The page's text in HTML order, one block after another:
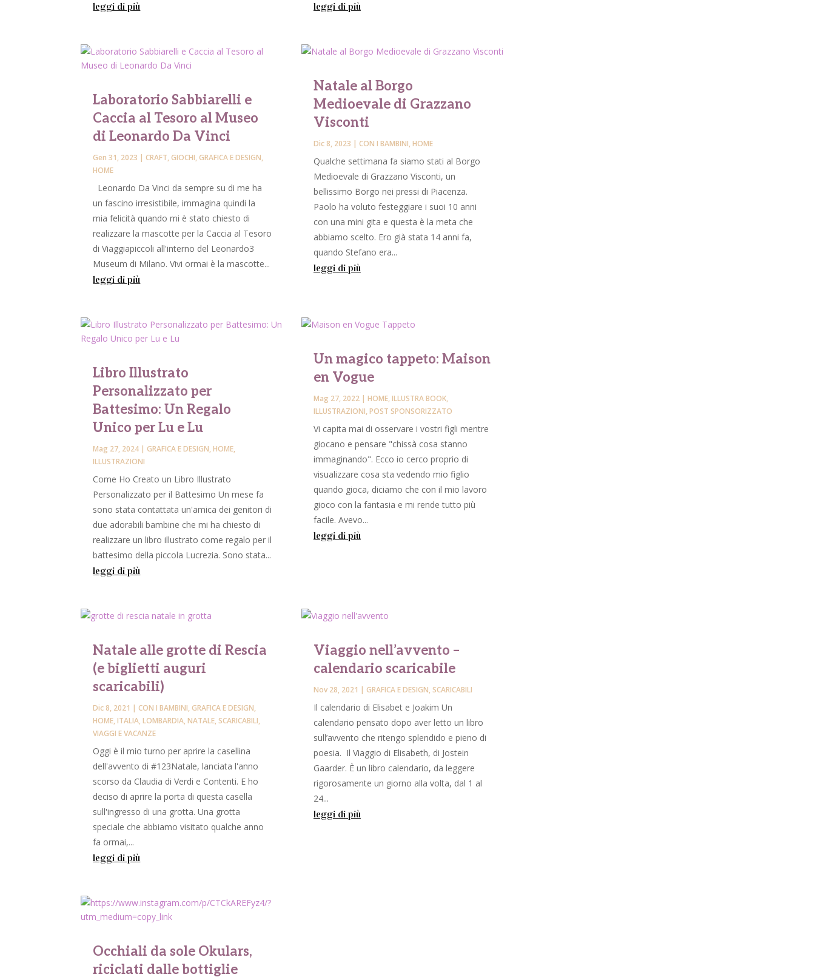
leggi di più
leggi di più
Laboratorio Sabbiarelli e
Caccia al Tesoro al Museo
di Leonardo Da Vinci
Gen 31, 2023 |CRAFT,GIOCHI,GRAFICA E DESIGN,
HOME
Leonardo Da Vinci da sempre su di me ha
un fascino irresistibile, immagina quindi la
mia felicità quando mi è stato chiesto di
realizzare la mascotte per la Caccia al Tesoro
di Viaggiapiccoli all'interno del Leonardo3
Museum di Milano. Vivi ormai è la mascotte...
leggi di più
Natale al Borgo
Medioevale di Grazzano
Visconti
Dic 8, 2023 | CON I BAMBINI,HOME
Qualche settimana fa siamo stati al Borgo
Medioevale di Grazzano Visconti, un
bellissimo Borgo nei pressi di Piacenza.
Paolo ha voluto festeggiare i suoi 10 anni
con una mini gita e questa è la meta che
abbiamo scelto. Ero già stata 14 anni fa,
quando Stefano era...
leggi di più
Libro Illustrato
Personalizzato per
Battesimo: Un Regalo
Unico per Lu e Lu
Mag 27, 2024 |GRAFICA E DESIGN,HOME,
ILLUSTRAZIONI
Come Ho Creato un Libro Illustrato
Personalizzato per il Battesimo Un mese fa
sono stata contattata un'amica dei genitori di
due adorabili bambine che mi ha chiesto di
realizzare un libro illustrato come regalo per il
battesimo della piccola Lucrezia. Sono stata...
leggi di più
Un magico tappeto: Maison
en Vogue
Mag 27, 2022| HOME,ILLUSTRA BOOK,
ILLUSTRAZIONI,POST SPONSORIZZATO
Vi capita mai di osservare i vostri figli mentre
giocano e pensare "chissà cosa stanno
immaginando". Ecco io cerco proprio di
visualizzare cosa sta vedendo mio figlio
quando gioca, diciamo che con il mio lavoro
gioco con la fantasia e mi rende tutto più
facile. Avevo...
leggi di più
Natale alle grotte di Rescia
(e biglietti auguri
scaricabili)
Dic 8, 2021 |CON I BAMBINI,GRAFICA E DESIGN,
HOME,ITALIA,LOMBARDIA,NATALE,SCARICABILI,
VIAGGI E VACANZE
Oggi è il mio turno per aprire la casellina
dell'avvento di #123Natale, lanciata l'anno
scorso da Claudia di Verdi e Contenti. E ho
deciso di aprire la porta di questa casella
sull'ingresso di una grotta. Una grotta
speciale che abbiamo visitato qualche anno
fa ormai,...
leggi di più
Viaggio nell’avvento –
calendario scaricabile
Nov 28, 2021 | GRAFICA E DESIGN,SCARICABILI
Il calendario di Elisabet e Joakim Un
calendario pensato dopo aver letto un libro
sull’avvento che ritengo splendido e pieno di
poesia. Il Viaggio di Elisabeth, di Jostein
Gaarder. È un libro calendario, da leggere
rigorosamente un giorno alla volta, dal 1 al
24...
leggi di più
Occhiali da sole Okulars,
riciclati dalle bottiglie